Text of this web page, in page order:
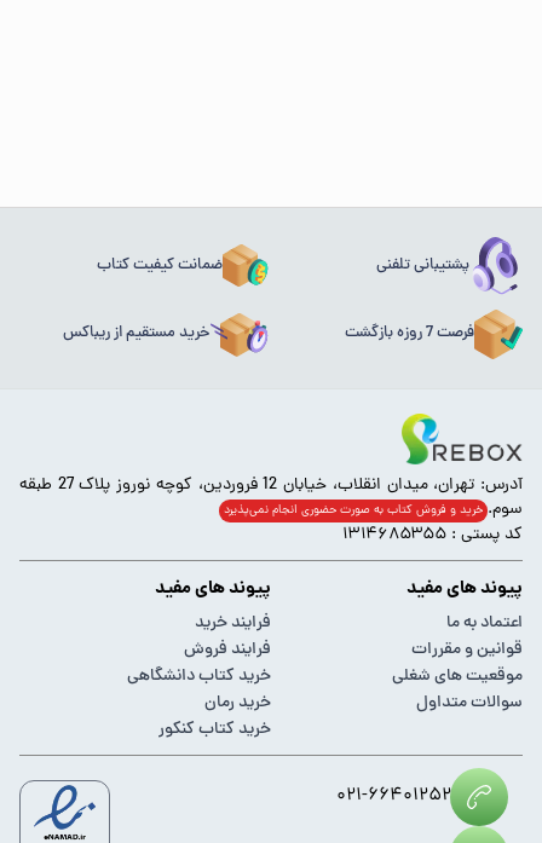
پشتیبانی تلفنی ضمانت کیفیت کتاب
فرصت 7 روزه بازگشت خرید مستقیم از ریباکس
آدرس: تهران، میدان انقلاب، خیابان 12 فروردین، کوچه نوروز پلاک 27 طبقه
سوم. خرید و فروش کتاب به صورت حضوری انجام‌ نمی‌پذیرد
کد پستی : ۱۳۱۴۶۸۵۳۵۵
پیوند های مفید
اعتماد به ما
قوانین و مقررات
موقعیت های شغلی
سوالات متداول
پیوند های مفید
فرایند خرید
فرایند فروش
خرید کتاب دانشگاهی
خرید رمان
خرید کتاب کنکور
۰۲۱-۶۶۴۰۱۲۵۲